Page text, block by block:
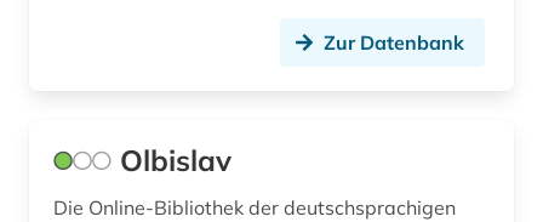
Zur Datenbank
Olbislav
Die Online-Bibliothek der deutschsprachigen